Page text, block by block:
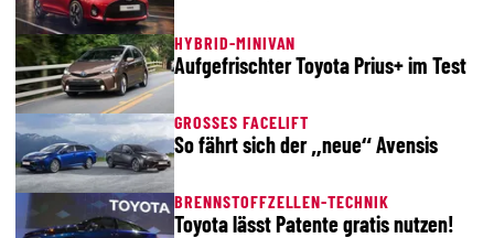
HYBRID-MINIVAN
Aufgefrischter Toyota Prius+ im Test
GROSSES FACELIFT
So fährt sich der „neue“ Avensis
BRENNSTOFFZELLEN-TECHNIK
Toyota lässt Patente gratis nutzen!